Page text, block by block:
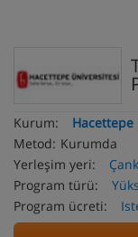
Kurum:
Metod: Kurumda
Yerleşim yeri:
Program türü:
Program ücreti: